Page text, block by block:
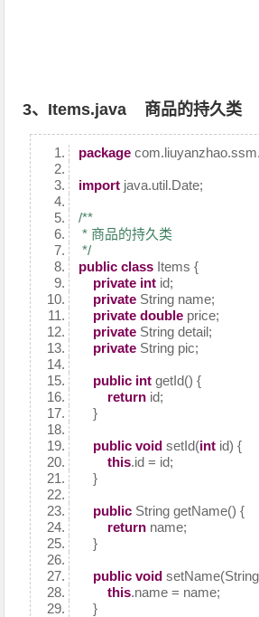
3、Items.java 商品的持久类
package
import java.util.Date;
/**
* 商品的持久类
*/
public class Items {
private int id;
private String name;
private double price;
private String detail;
private String pic;
public int getId() {
return id;
}
public void setId(int id) {
this.id = id;
}
public String getName() {
return name;
}
public void
this.name = name;
}